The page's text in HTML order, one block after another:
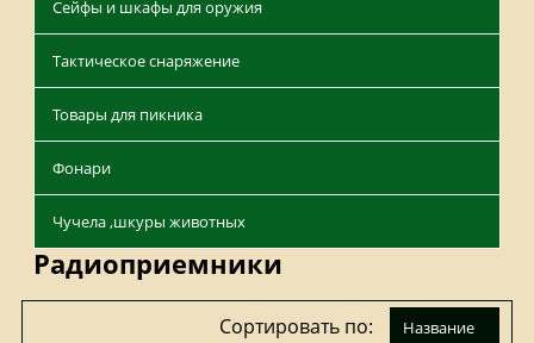
Сейфы и шкафы для оружия
Тактическое снаряжение
Товары для пикника
Фонари
Чучела ,шкуры животных
Радиоприемники
Сортировать по: название